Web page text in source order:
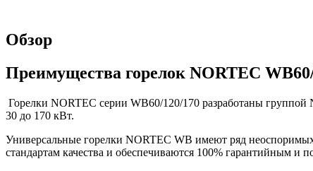
Обзор
Преимущества горелок NORTEC
Горелки NORTEC серии WB60/120/170 разработаны
30 до 170 кВт.
Универсальные горелки NORTEC WB имеют ряд
стандартам качества и обеспечиваются 100% гарантийным